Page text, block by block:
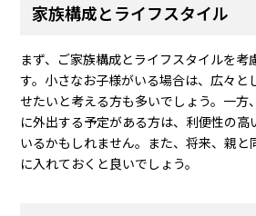
家族構成とライフスタイル
まず、ご家族構成とライフスタイルを考
す。小さなお子様がいる場合は、広々と
せたいと考える方も多いでしょう。一方
に外出する予定がある方は、利便性の高
いるかもしれません。また、将来、親と
に入れておくと良いでしょう。